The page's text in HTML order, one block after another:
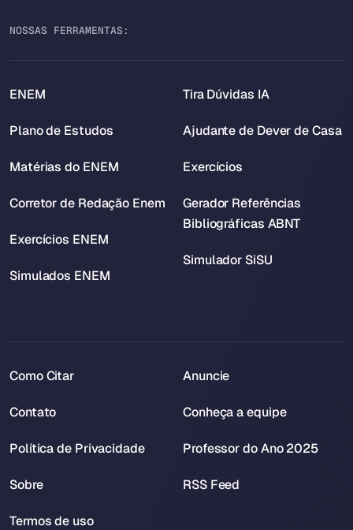
NOSSAS FERRAMENTAS:
ENEM
Plano de Estudos
Matérias do ENEM
Corretor de Redação Enem
Exercícios ENEM
Simulados ENEM
Tira Dúvidas IA
Ajudante de Dever de Casa
Exercícios
Gerador Referências
Bibliográficas ABNT
Simulador SiSU
Como Citar
Contato
Política de Privacidade
Sobre
Termos de uso
Anuncie
Conheça a equipe
Professor do Ano 2025
RSS Feed